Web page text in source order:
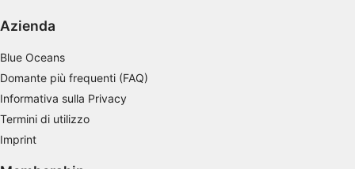
Azienda
Blue Oceans
Domante più frequenti (FAQ)
Informativa sulla Privacy
Termini di utilizzo
Imprint
contenuti
Utilizzare profili per la selezione di contenuti
Misurare le prestazioni degli annunci
Misurare le prestazioni dei contenuti
Comprendere il pubblico attraverso